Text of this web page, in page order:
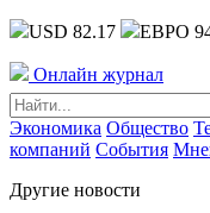
USD 82.17 ЕВРО
Онлайн журнал
Экономика Общество
компаний События
Другие новости